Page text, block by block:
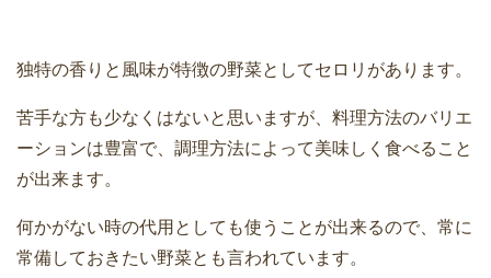
独特の香りと風味が特徴の野菜としてセロリがあります。
苦手な方も少なくはないと思いますが、料理方法のバリエ
ーションは豊富で、調理方法によって美味しく食べること
が出来ます。
何かがない時の代用としても使うことが出来るので、常に
常備しておきたい野菜とも言われています。